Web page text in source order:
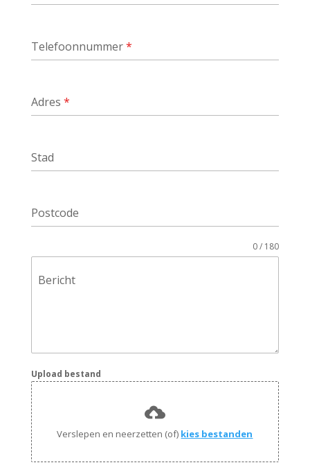
Telefoonnummer*
Adres *
Stad
Postcode
Bericht
0 / 180
Upload bestand
Verslepen en neerzetten (of) kies bestanden